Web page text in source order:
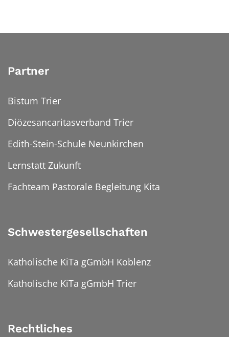
Partner
Bistum Trier
Diözesancaritasverband Trier
Edith-Stein-Schule Neunkirchen
Lernstatt Zukunft
Fachteam Pastorale Begleitung Kita
Schwestergesellschaften
Katholische KiTa gGmbH Koblenz
Katholische KiTa gGmbH Trier
Rechtliches